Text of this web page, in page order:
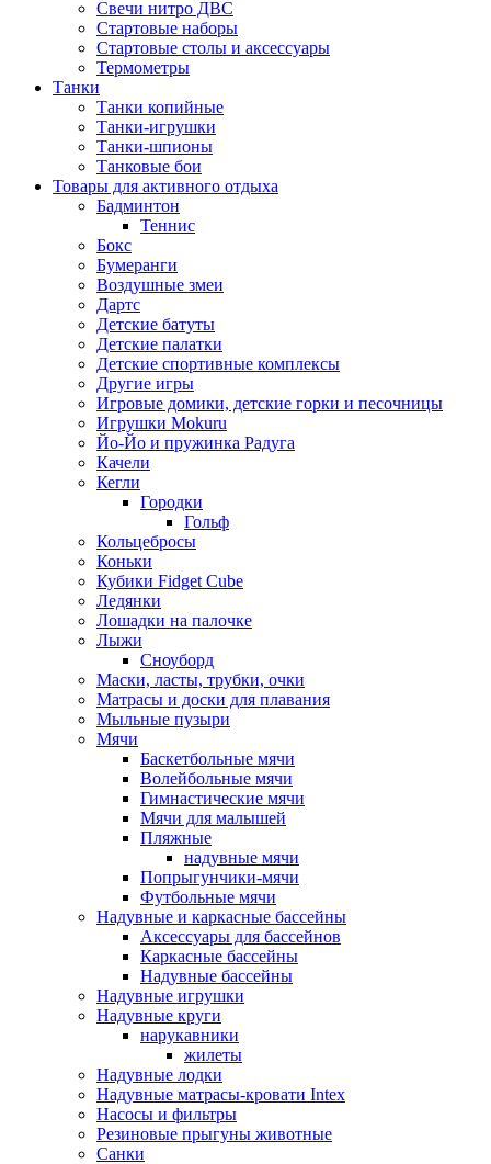
Свечи нитро ДВС
Стартовые наборы
Стартовые столы и аксессуары
Термометры
Танки
Танки копийные
Танки-игрушки
Танки-шпионы
Танковые бои
Товары для активного отдыха
Бадминтон
Теннис
Бокс
Бумеранги
Воздушные змеи
Дартс
Детские батуты
Детские палатки
Детские спортивные комплексы
Другие игры
Игровые домики, детские горки и песочницы
Игрушки Mokuru
Йо-Йо и пружинка Радуга
Качели
Кегли
Городки
Гольф
Кольцебросы
Коньки
Кубики Fidget Cube
Ледянки
Лошадки на палочке
Лыжи
Сноуборд
Маски, ласты, трубки, очки
Матрасы и доски для плавания
Мыльные пузыри
Мячи
Баскетбольные мячи
Волейбольные мячи
Гимнастические мячи
Мячи для малышей
Пляжные
надувные мячи
Попрыгунчики-мячи
Футбольные мячи
Надувные и каркасные бассейны
Аксессуары для бассейнов
Каркасные бассейны
Надувные бассейны
Надувные игрушки
Надувные круги
нарукавники
жилеты
Надувные лодки
Надувные матрасы-кровати Intex
Насосы и фильтры
Резиновые прыгуны животные
Санки